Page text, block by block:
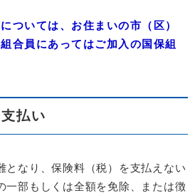
ついては、お住まいの市（区）
合員にあってはご加入の国保組
払い
なり、保険料（税）を支払えない
一部もしくは全額を免除、または徴